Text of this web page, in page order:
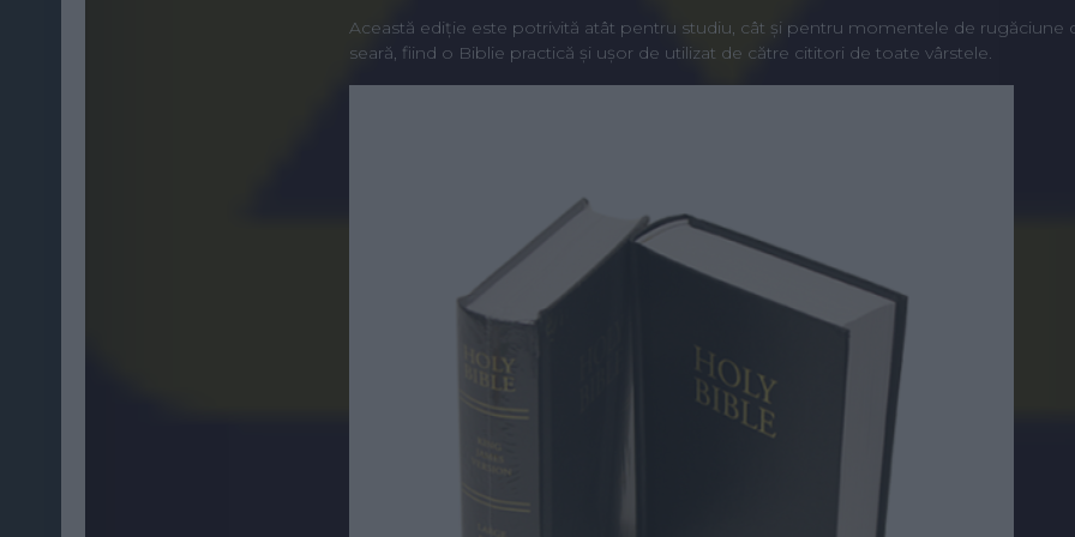
Această ediție este potrivită atât pentru studiu, cât și pentru momentele de rugăciune
seară, fiind o Biblie practică și ușor de utilizat de către cititori de toate vârstele.